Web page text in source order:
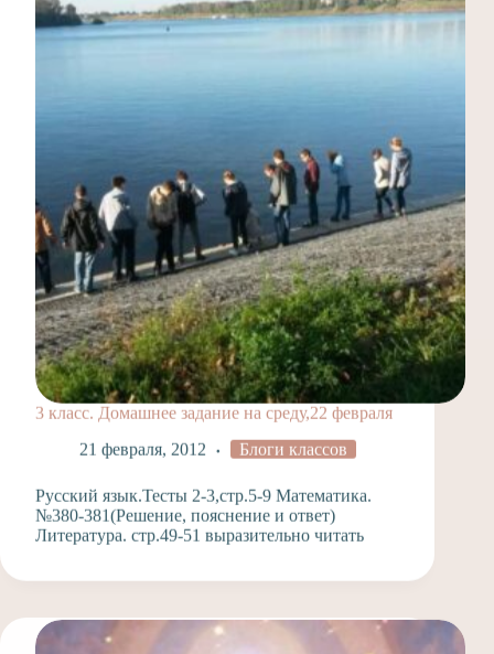
3 класс. Домашнее задание на среду,22 февраля
21 февраля, 2012
Блоги классов
Русский язык.Тесты 2-3,стр.5-9 Математика.
№380-381(Решение, пояснение и ответ)
Литература. стр.49-51 выразительно читать